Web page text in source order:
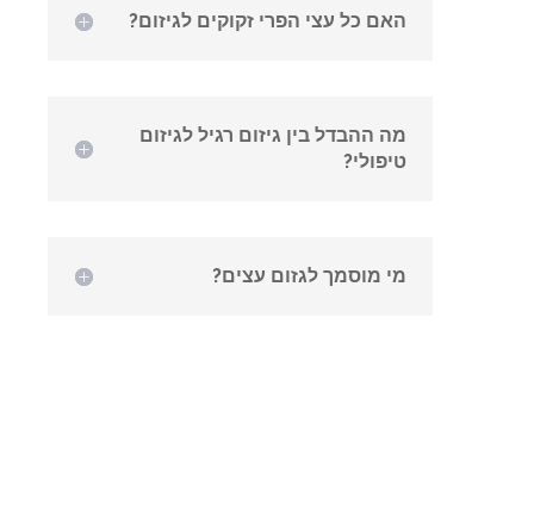
האם כל עצי הפרי זקוקים לגיזום?
מה ההבדל בין גיזום רגיל לגיזום
טיפולי?
מי מוסמך לגזום עצים?